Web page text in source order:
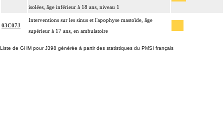
isolées, âge inférieur à 18 ans, niveau 1
03C07J
Interventions sur les sinus et l'apophyse mastoïde, âge
supérieur à 17 ans, en ambulatoire
Liste de GHM pour J398 générée à partir des statistiques du PMSI français